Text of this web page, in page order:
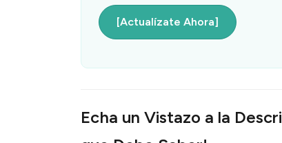
[Actualízate Ahora]
Echa un Vistazo a la